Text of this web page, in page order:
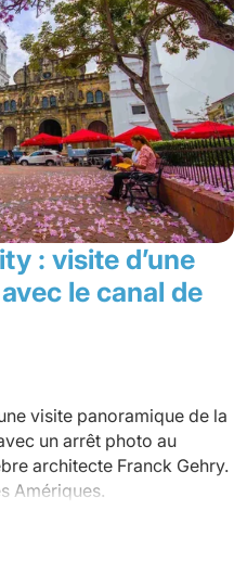
: visite d’une
le canal de
visite panoramique de la
un arrêt photo au
architecte Franck Gehry.
Amériques.
de Casco Antiguo,